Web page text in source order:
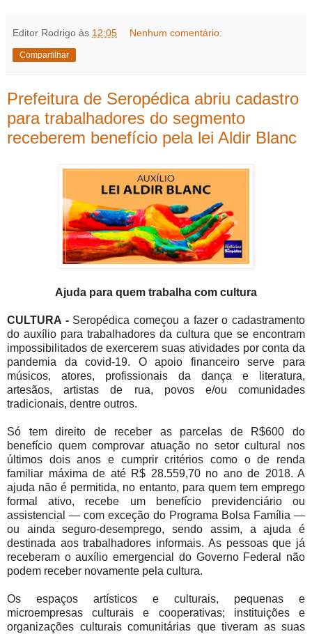
Editor Rodrigo às 12:05 Nenhum comentário:
Compartilhar
Prefeitura de Seropédica abriu cadastro
para trabalhadores do segmento
receberem benefício pela lei Aldir Blanc
Ajuda para quem trabalha com cultura
CULTURA - Seropédica começou a fazer o cadastramento
do auxílio para trabalhadores da cultura que se encontram
impossibilitados de exercerem suas atividades por conta da
pandemia da covid-19. O apoio financeiro serve para
músicos, atores, profissionais da dança e literatura,
artesãos, artistas de rua, povos e/ou comunidades
tradicionais, dentre outros.
Só tem direito de receber as parcelas de R$600 do
benefício quem comprovar atuação no setor cultural nos
últimos dois anos e cumprir critérios como o de renda
familiar máxima de até R$ 28.559,70 no ano de 2018. A
ajuda não é permitida, no entanto, para quem tem emprego
formal ativo, recebe um benefício previdenciário ou
assistencial — com exceção do Programa Bolsa Família —
ou ainda seguro-desemprego, sendo assim, a ajuda é
destinada aos trabalhadores informais. As pessoas que já
receberam o auxílio emergencial do Governo Federal não
podem receber novamente pela cultura.
Os espaços artísticos e culturais, pequenas e
microempresas culturais e cooperativas; instituições e
organizações culturais comunitárias que tiveram as suas